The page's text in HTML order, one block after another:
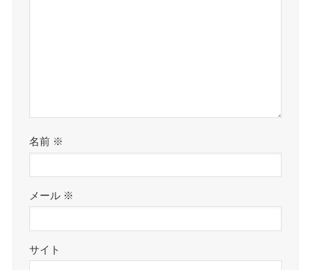
名前 ※
メール ※
サイト